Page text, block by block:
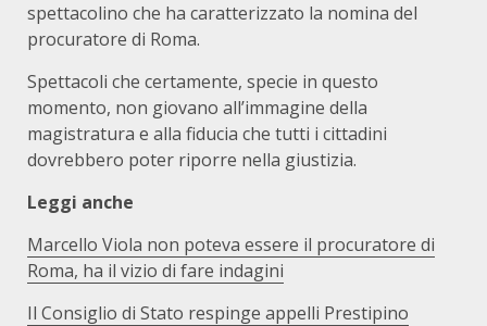
spettacolino che ha caratterizzato la nomina del
procuratore di Roma.
Spettacoli che certamente, specie in questo
momento, non giovano all’immagine della
magistratura e alla fiducia che tutti i cittadini
dovrebbero poter riporre nella giustizia.
Leggi anche
Marcello Viola non poteva essere il procuratore di
Roma, ha il vizio di fare indagini
Il Consiglio di Stato respinge appelli Prestipino